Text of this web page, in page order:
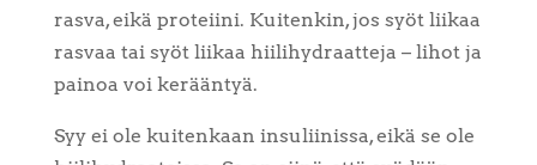
rasva, eikä proteiini. Kuitenkin, jos syöt liikaa
rasvaa tai syöt liikaa hiilihydraatteja – lihot ja
painoa voi kerääntyä.
Syy ei ole kuitenkaan insuliinissa, eikä se ole